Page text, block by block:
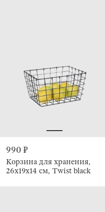
990 ₽
Корзина для хранения,
26х19х14 см, Twist black